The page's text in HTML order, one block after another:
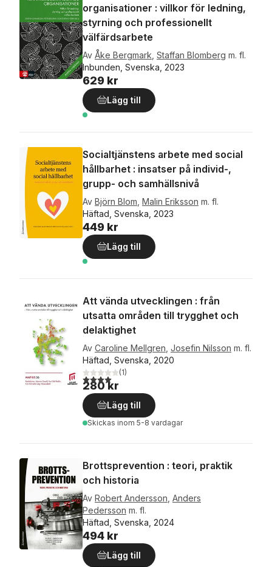
organisationer : villkor för ledning,
styrning och professionellt
välfärdsarbete
Av Åke Bergmark Staffan Blomberg m. fl.
Inbunden, Svenska, 2023
629 kr
Lägg till
Socialtjänstens arbete med social
hållbarhet : insatser på individ-,
grupp- och samhällsnivå
Av Björn Blom Malin Eriksson m. fl.
Häftad, Svenska, 2023
449 kr
Lägg till
Att vända utvecklingen : från
utsatta områden till trygghet och
delaktighet
Av Caroline Mellgren Josefin Nilsson m. fl.
Häftad, Svenska, 2020
4,0utav 5 stjärnor. Totalt antal röster:
(1)
280 kr
Lägg till
Skickas inom 5-8 vardagar
Brottsprevention : teori, praktik
och historia
Av Robert Andersson Anders
Pedersson m. fl.
Häftad, Svenska, 2024
494 kr
Lägg till